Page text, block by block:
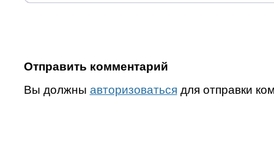
Отправить комментарий
Вы должны авторизоваться для отправки